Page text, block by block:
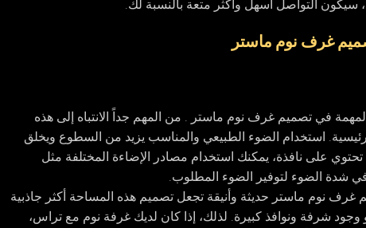
سيكون التواصل أسهل وأكثر متعة بالنسبة لك.
غرف نوم ماستر
المهمة في تصميم غرف نوم ماستر . من المهم جداً الانتباه إلى هذه
استخدام الضوء الطبيعي والمناسب يزيد من السطوع ويخلق
تحتوي على نافذة، يمكنك استخدام مصادر الإضاءة المختلفة مثل
في شدة الضوء لتوفير الضوء المطلوب.
غرف نوم ماستر حديثة وأنيقة تجعل تصميم هذه المساحة أكثر جاذبية
شرفة ونوافذ كبيرة. لذلك، إذا كان لديك غرفة نوم مع تراس،